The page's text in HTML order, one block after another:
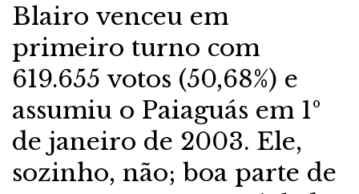
Blairo venceu em
primeiro turno com
619.655 votos (50,68%) e
assumiu o Paiaguás em 1º
de janeiro de 2003. Ele,
sozinho, não; boa parte de